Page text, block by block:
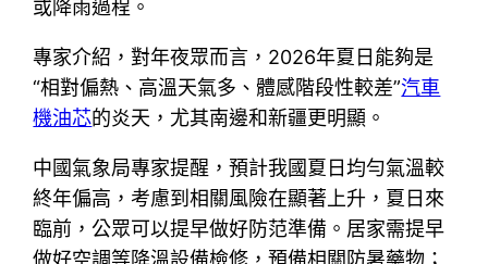
或降雨過程。
專家介紹，對年夜眾而言，2026年夏日能夠是
“相對偏熱、高溫天氣多、體感階段性較差”汽車
機油芯的炎天，尤其南邊和新疆更明顯。
中國氣象局專家提醒，預計我國夏日均勻氣溫較
終年偏高，考慮到相關風險在顯著上升，夏日來
臨前，公眾可以提早做好防范準備。居家需提早
做好空調等降溫設備檢修，預備相關防暑藥物；